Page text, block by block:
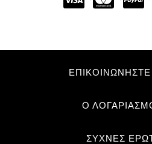
Ο
ΣΥΧΝΈΣ